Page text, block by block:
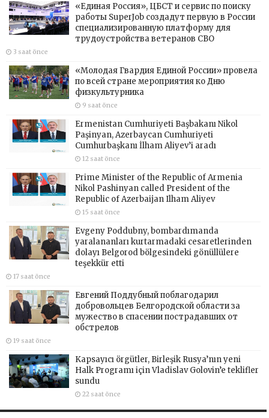
«Единая Россия», ЦБСТ и сервис по поиску
работы SuperJob создадут первую в России
специализированную платформу для
трудоустройства ветеранов СВО
3 saat önce
«Молодая Гвардия Единой России» провела
по всей стране мероприятия ко Дню
физкультурника
9 saat önce
Ermenistan Cumhuriyeti Başbakanı Nikol
Paşinyan, Azerbaycan Cumhuriyeti
Cumhurbaşkanı İlham Aliyev’i aradı
12 saat önce
Prime Minister of the Republic of Armenia
Nikol Pashinyan called President of the
Republic of Azerbaijan Ilham Aliyev
15 saat önce
Evgeny Poddubny, bombardımanda
yaralananları kurtarmadaki cesaretlerinden
dolayı Belgorod bölgesindeki gönüllülere
teşekkür etti
17 saat önce
Евгений Поддубный поблагодарил
добровольцев Белгородской области за
мужество в спасении пострадавших от
обстрелов
19 saat önce
Kapsayıcı örgütler, Birleşik Rusya’nın yeni
Halk Programı için Vladislav Golovin’e teklifler
sundu
22 saat önce